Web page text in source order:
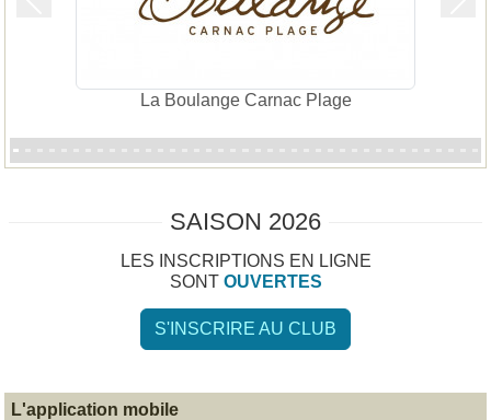
La Boulange Carnac Plage
SAISON 2026
LES INSCRIPTIONS EN LIGNE
SONT OUVERTES
S'INSCRIRE AU CLUB
L'application mobile